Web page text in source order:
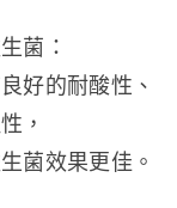
菌：
好的耐酸性、
，
菌效果更佳。